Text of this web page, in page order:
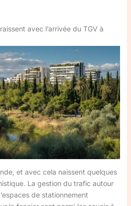
avec l’arrivée du TGV à
et avec cela naissent quelques
La gestion du trafic autour
de stationnement